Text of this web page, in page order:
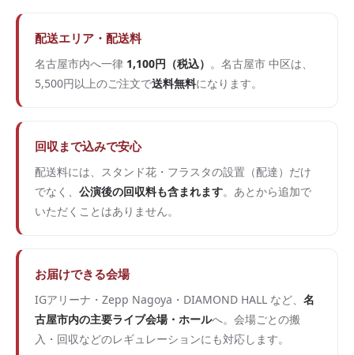
配送エリア・配送料
名古屋市内へ一律 1,100円（税込） 。名古屋市 中区は、
5,500円以上のご注文で送料無料になります。
回収まで込みで安心
配送料には、スタンド花・フラスタの設置（配達）だけ
でなく、 公演後の回収料も含まれます。あとから追加で
いただくことはありません。
お届けできる会場
IGアリーナ・Zepp Nagoya・DIAMOND HALL など、 名
古屋市内の主要ライブ会場・ホールへ。会場ごとの搬
入・回収などのレギュレーションにも対応します。